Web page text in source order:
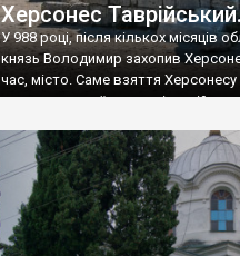
Херсонес
У 988 році, після кількох місяців
князь Володимир захопив
час, місто. Саме взяття
диктувати свої умови
Херсонесі Володимир-язичник,
християнином. А потім було
Херсонесу Таврійського названо